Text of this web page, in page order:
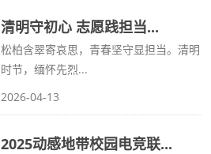
清明守初心 志愿践担当...
松柏含翠寄哀思，青春坚守显担当。清明
时节，缅怀先烈...
2026-04-13
2025动感地带校园电竞联...